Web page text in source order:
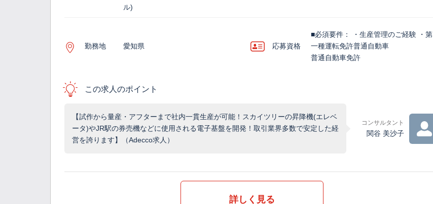
ル)
勤務地 愛知県 応募資格
■必須要件： ・生産管理のご経験 ・第
一種運転免許普通自動車
普通自動車免許
この求人のポイント
【試作から量産・アフターまで社内一貫生産が可能！スカイツリーの昇降機(エレベ
ータ)やJR駅の券売機などに使用される電子基盤を開発！取引業界多数で安定した経
営を誇ります】（Adecco求人）
コンサルタント
関谷 美沙子
詳しく見る